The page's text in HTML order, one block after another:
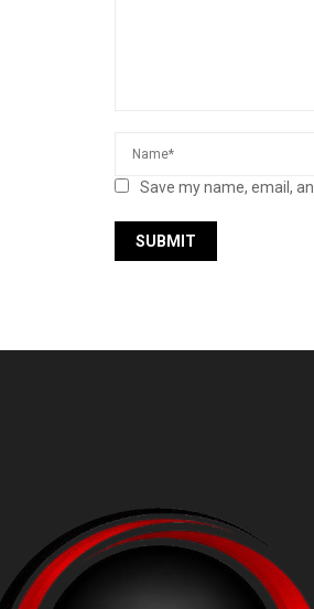
Save my name, email,